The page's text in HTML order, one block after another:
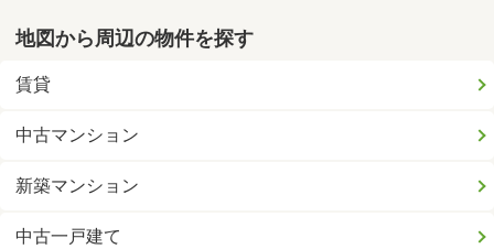
地図から周辺の物件を探す
賃貸
中古マンション
新築マンション
中古一戸建て